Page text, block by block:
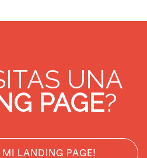
UNA
PAGE?
MI LANDING PAGE!